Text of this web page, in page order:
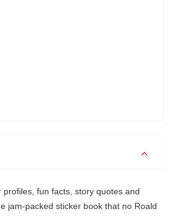
profiles, fun facts, story quotes and
jam-packed sticker book that no Roald